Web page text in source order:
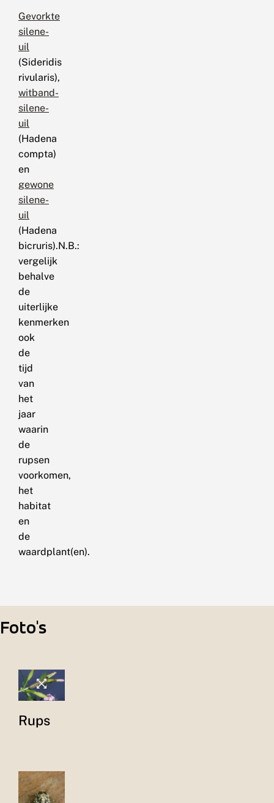
Gevorkte
silene-
uil
(Sideridis
rivularis),
witband-
silene-
uil
(Hadena
compta)
en
gewone
silene-
uil
(Hadena
bicruris).N.B.:
vergelijk
behalve
de
uiterlijke
kenmerken
ook
de
tijd
van
het
jaar
waarin
de
rupsen
voorkomen,
het
habitat
en
de
waardplant(en).
Foto's
Rups